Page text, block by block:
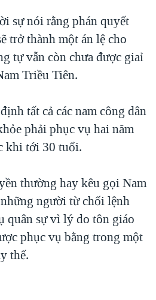
VÀ NAY
Ở VIỆT NAM
PHỦ VIỆT NAM
SÓNG TRỘM HẢI SÂM
sự nói rằng phán quyết
trở thành một án lệ cho
tự vẫn còn chưa được giaỉ
Triều Tiên.
tất cả các nam công dân
phải phục vụ hai năm
khi tới 30 tuổi.
thường hay kêu gọi Nam
người từ chối lệnh
quân sự vì lý do tôn giáo
phục vụ bằng trong một
thế.